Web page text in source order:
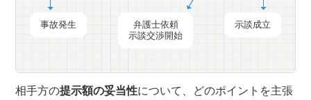
事故発生
弁護士依頼
示談交渉開始
示談成立
相手方の提示額の妥当性について、どのポイントを主張